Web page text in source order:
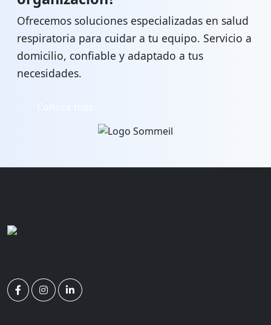
Ofrecemos soluciones especializadas en salud
respiratoria para cuidar a tu equipo. Servicio a
domicilio, confiable y adaptado a tus
necesidades.